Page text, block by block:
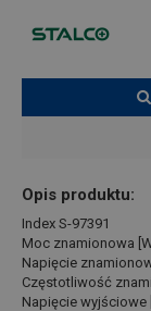
Opis produktu:
Index S-97391
Moc znamionowa
Napięcie
Częstotliwość
Napięcie wyjściowe